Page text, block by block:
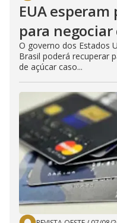
EUA
para
O governo dos Estados
Brasil poderá recuperar
de açúcar caso...